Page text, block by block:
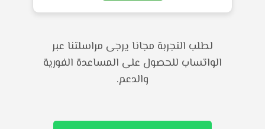
لطلب التجربة مجانا يرجى مراسلتنا عبر
الواتساب للحصول على المساعدة الفورية
والدعم.